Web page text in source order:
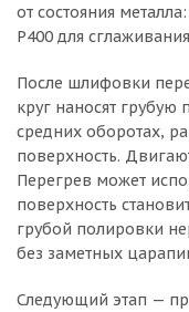
от состояния
P400 для
После шлифовки
круг наносят грубую
средних оборотах,
поверхность.
Перегрев может
поверхность
грубой полировки
без заметных
Следующий этап —